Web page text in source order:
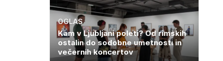
OGLAS
Kam v Ljubljani poleti? Od rimskih
ostalin do sodobne umetnosti in
večernih koncertov